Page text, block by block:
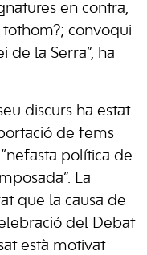
en contra,
convoqui
de la Serra”, ha
discurs ha estat
de fems
política de
La
que la causa de
del Debat
està motivat